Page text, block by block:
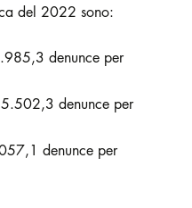
del 2022 sono:
denunce per
denunce per
denunce per